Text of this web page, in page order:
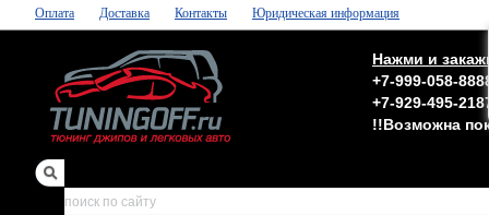
Оплата Доставка Контакты Юридическая информация
Нажми и
+7-999-058-8888
+7-929-495-2187
!!Возможна